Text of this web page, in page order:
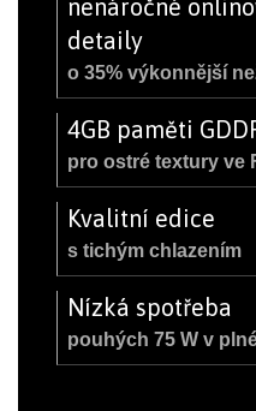
nenáročné
detaily
o 35% výkonnější
4GB paměti
pro ostré textury ve
Kvalitní edice
s tichým chlazením
Nízká spotřeba
pouhých 75 W v